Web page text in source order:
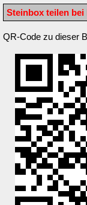
Steinbox teilen bei
QR-Code zu dieser